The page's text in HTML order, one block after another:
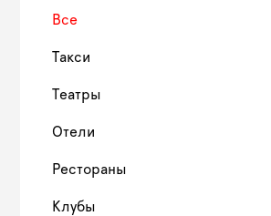
Все
Такси
Театры
Отели
Рестораны
Клубы